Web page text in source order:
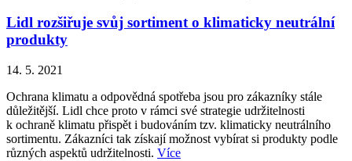
Lidl rozšiřuje svůj sortiment o klimaticky neutrální
produkty
14. 5. 2021
Ochrana klimatu a odpovědná spotřeba jsou pro zákazníky stále
důležitější. Lidl chce proto v rámci své strategie udržitelnosti
k ochraně klimatu přispět i budováním tzv. klimaticky neutrálního
sortimentu. Zákazníci tak získají možnost vybírat si produkty podle
různých aspektů udržitelnosti. Více